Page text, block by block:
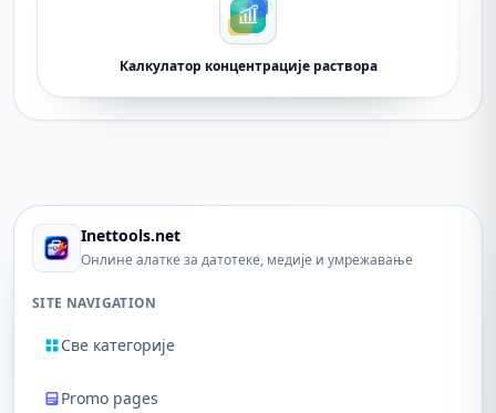
Калкулатор концентрације раствора
Inettools.net
Онлине алатке за датотеке, медије и умрежавање
SITE NAVIGATION
Све категорије
Promo pages